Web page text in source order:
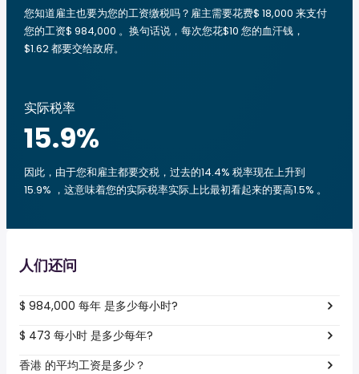
您知道雇主也要为您的工资缴税吗？雇主需要花费$ 18,000 来支付
您的工资$ 984,000 。换句话说，每次您花$10 您的血汗钱，
$1.62 都要交给政府。
实际税率
15.9%
因此，由于您和雇主都要交税，过去的14.4% 税率现在上升到
15.9% ，这意味着您的实际税率实际上比最初看起来的要高1.5% 。
人们还问
$ 984,000 每年 是多少每小时?
$ 473 每小时 是多少每年?
香港 的平均工资是多少？